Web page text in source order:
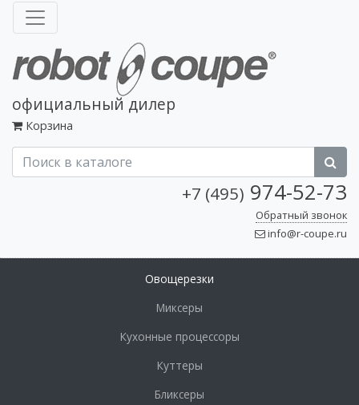
официальный дилер
Корзина
+7 (495) 974-52-73
Обратный звонок
info@r-coupe.ru
Овощерезки
Миксеры
Кухонные процессоры
Куттеры
Бликсеры